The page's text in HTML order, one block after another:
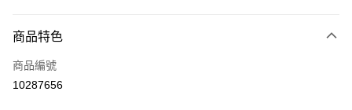
POYA支付
信用卡一次付款
商品特色
商品編號
10287656